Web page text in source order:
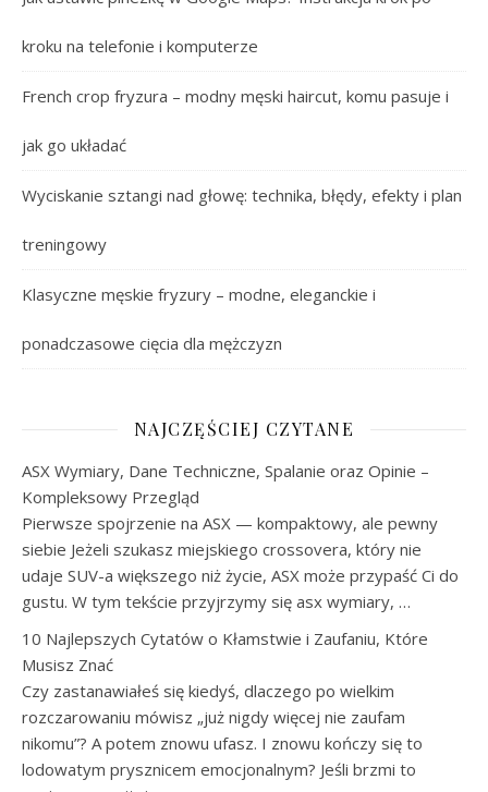
kroku na telefonie i komputerze
French crop fryzura – modny męski haircut, komu pasuje i
jak go układać
Wyciskanie sztangi nad głowę: technika, błędy, efekty i plan
treningowy
Klasyczne męskie fryzury – modne, eleganckie i
ponadczasowe cięcia dla mężczyzn
NAJCZĘŚCIEJ CZYTANE
ASX Wymiary, Dane Techniczne, Spalanie oraz Opinie –
Kompleksowy Przegląd
Pierwsze spojrzenie na ASX — kompaktowy, ale pewny
siebie Jeżeli szukasz miejskiego crossovera, który nie
udaje SUV-a większego niż życie, ASX może przypaść Ci do
gustu. W tym tekście przyjrzymy się asx wymiary, …
10 Najlepszych Cytatów o Kłamstwie i Zaufaniu, Które
Musisz Znać
Czy zastanawiałeś się kiedyś, dlaczego po wielkim
rozczarowaniu mówisz „już nigdy więcej nie zaufam
nikomu”? A potem znowu ufasz. I znowu kończy się to
lodowatym prysznicem emocjonalnym? Jeśli brzmi to